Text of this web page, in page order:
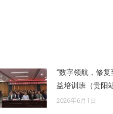
的
“数字领航，修复
益培训班（贵阳
2026年6月1日